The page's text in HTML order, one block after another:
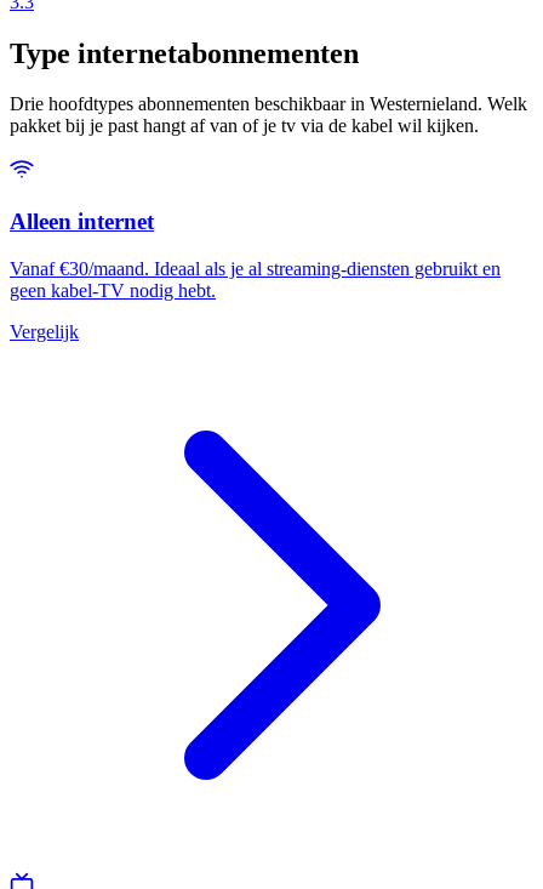
Type internetabonnementen
Drie hoofdtypes abonnementen beschikbaar in Westernieland. Welk
pakket bij je past hangt af van of je tv via de kabel wil kijken.
Alleen internet
Vanaf €30/maand. Ideaal als je al streaming-diensten gebruikt en
geen kabel-TV nodig hebt.
Vergelijk